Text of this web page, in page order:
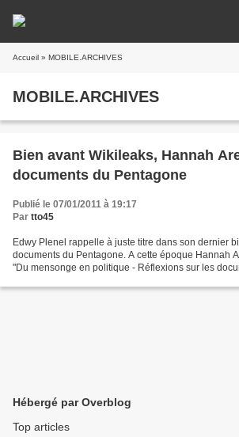
Accueil » MOBILE.ARCHIVES
MOBILE.ARCHIVES
Bien avant Wikileaks, Hannah
documents du Pentagone
Publié le 07/01/2011 à 19:17
Par tto45
Edwy Plenel rappelle à juste titre dans son dernier
documents du Pentagone. A cette époque Hannah
"Du mensonge en politique - Réflexions sur les
Hébergé par Overblog
Top articles